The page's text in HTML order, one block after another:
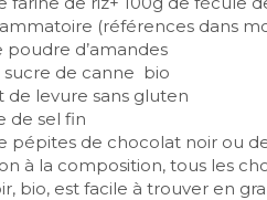
(références dans
poudre d’amandes
sucre de canne bio
de levure sans gluten
de sel fin
pépites de chocolat noir ou
à la composition, tous les
bio, est facile à trouver en